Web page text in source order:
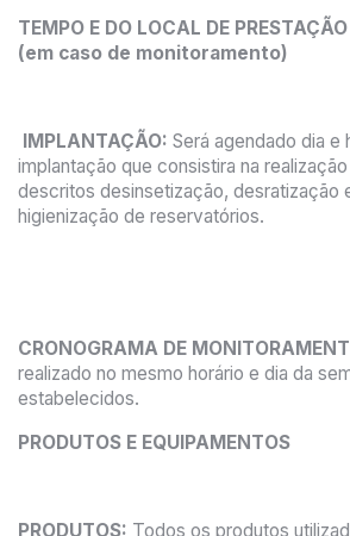
TEMPO E DO LOCAL DE
(em caso de monitoramento)
IMPLANTAÇÃO: Será agendado dia e
implantação que consistira na
descritos desinsetização, desratização
higienização de reservatórios.
CRONOGRAMA DE
realizado no mesmo horário e dia da
estabelecidos.
PRODUTOS E EQUIPAMENTOS
PRODUTOS: Todos os produtos